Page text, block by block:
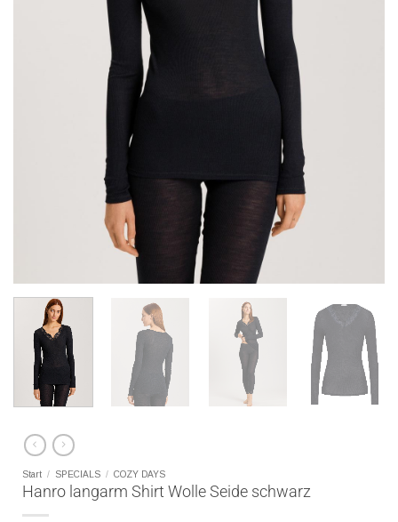
Start / SPECIALS / COZY DAYS
Hanro langarm Shirt Wolle Seide schwarz